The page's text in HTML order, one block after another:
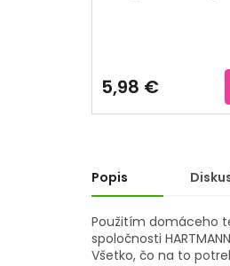
produktu
je
4,3
5,98 €
Popis
Použitím domáceho
spoločnosti
Všetko, čo na to